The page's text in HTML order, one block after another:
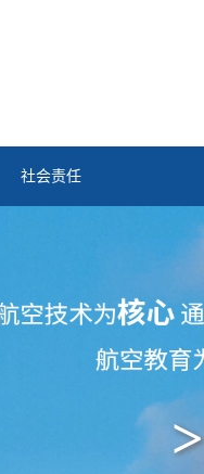
社会责任
>